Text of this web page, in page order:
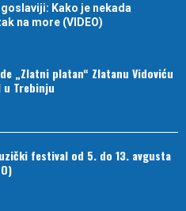
Kako je nekada
na more (VIDEO)
„Zlatni platan“ Zlatanu Vidoviću
u Trebinju
festival od 5. do 13. avgusta